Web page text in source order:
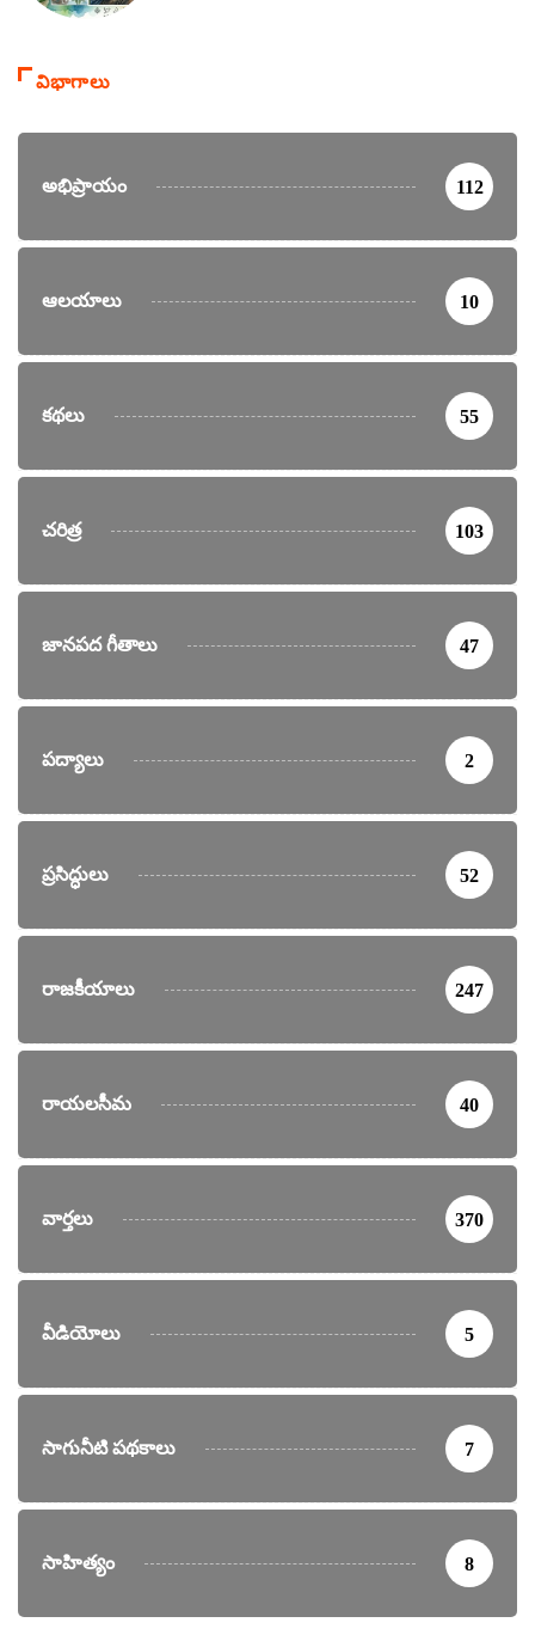
విభాగాలు
అభిప్రాయం 112
ఆలయాలు 10
కథలు 55
చరిత్ర 103
జానపద గీతాలు 47
పద్యాలు 2
ప్రసిద్ధులు 52
రాజకీయాలు 247
రాయలసీమ 40
వార్తలు 370
వీడియోలు 5
సాగునీటి పథకాలు 7
సాహిత్యం 8